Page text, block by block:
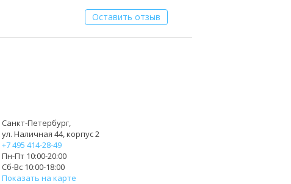
Оставить отзыв
Санкт-Петербург,
ул. Наличная 44, корпус 2
+7 495 414-28-49
Пн-Пт 10:00-20:00
Сб-Вс 10:00-18:00
Показать на карте